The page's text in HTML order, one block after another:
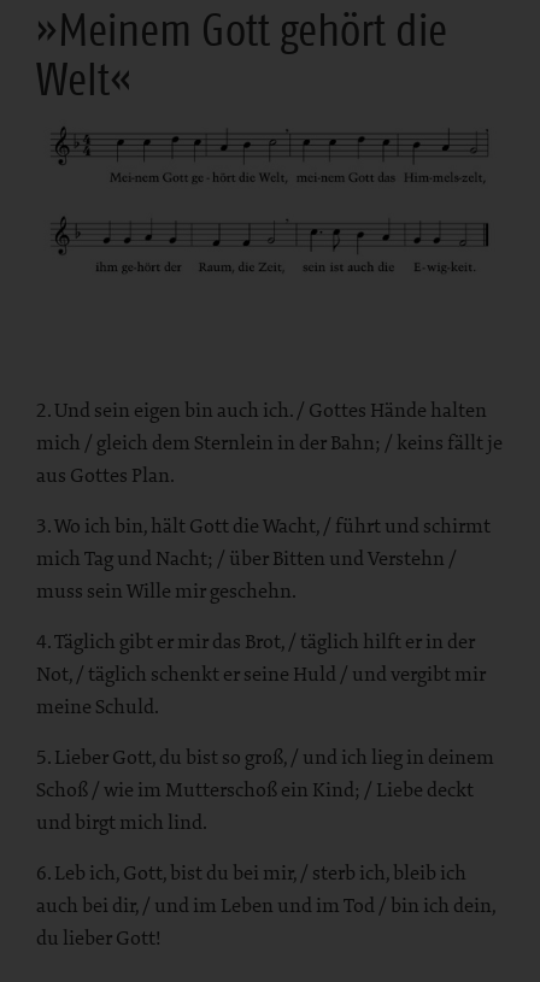
»Meinem Gott gehört die
Welt«
2. Und sein eigen bin auch ich. / Gottes Hände halten
mich / gleich dem Sternlein in der Bahn; / keins fällt je
aus Gottes Plan.
3. Wo ich bin, hält Gott die Wacht, / führt und schirmt
mich Tag und Nacht; / über Bitten und Verstehn /
muss sein Wille mir geschehn.
4. Täglich gibt er mir das Brot, / täglich hilft er in der
Not, / täglich schenkt er seine Huld / und vergibt mir
meine Schuld.
5. Lieber Gott, du bist so groß, / und ich lieg in deinem
Schoß / wie im Mutterschoß ein Kind; / Liebe deckt
und birgt mich lind.
6. Leb ich, Gott, bist du bei mir, / sterb ich, bleib ich
auch bei dir, / und im Leben und im Tod / bin ich dein,
du lieber Gott!